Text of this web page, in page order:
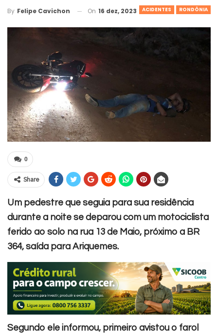
ACIDENTES RONDÔNIA
By Felipe Cavichon On 16 dez, 2023
0
Share
Um pedestre que seguia para sua residência
durante a noite se deparou com um motociclista
ferido ao solo na rua 13 de Maio, próximo a BR
364, saída para Ariquemes.
Segundo ele informou, primeiro avistou o farol